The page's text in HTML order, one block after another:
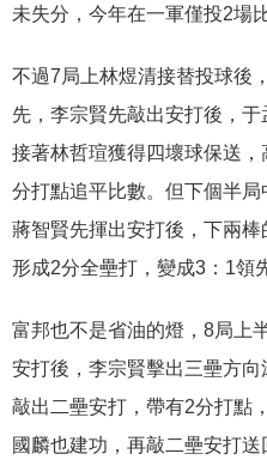
未失分，今年在一軍僅投2場
不過7局上林煜清接替投球後
先，李宗賢先敲出安打後，于
接著林哲瑄獲得四壞球保送
分打點追平比數。但下個半局
蔣智賢先揮出安打後，下兩棒
形成2分全壘打，變成3：1領
富邦也不是省油的燈，8局上
安打後，李宗賢擊出三壘方
敲出二壘安打，帶有2分打點
國麟也建功，再敲二壘安打送